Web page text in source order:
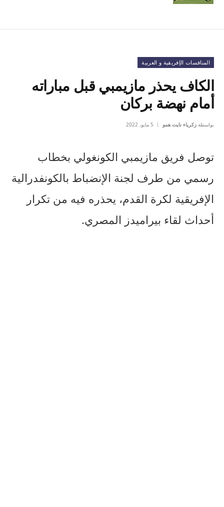
المنافسات الإفريقية و العربية
الكاف يحذر مازيمبي قبل مباراته
أمام نهضة بركان
بواسطة زكرياء نايت همو 5 مايو، 2022
توصل فريق مازيمبي الكونغولي بخطاب
رسمي من طرف لجنة الإنضباط بالكونفدرالية
الإفريقية لكرة القدم، يحذره فيه من تكرار
أحداث لقاء بيراميدز المصري.